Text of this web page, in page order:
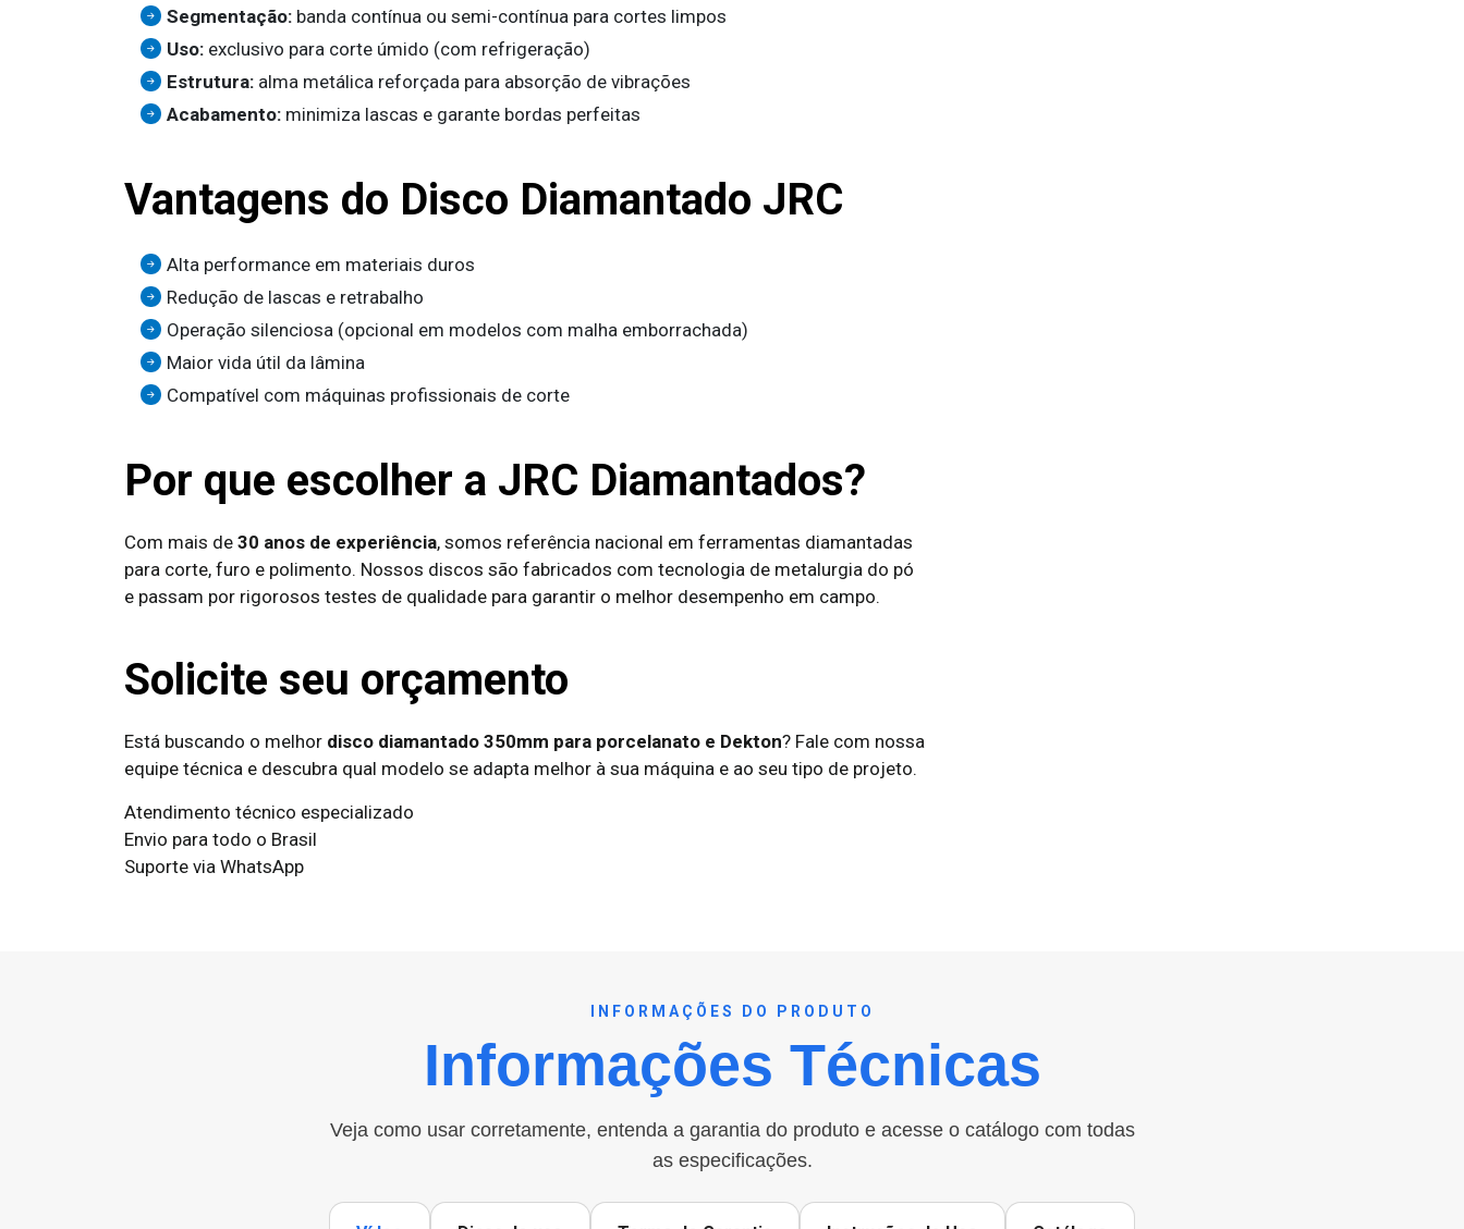
Segmentação: banda contínua ou semi-contínua para cortes limpos
Uso: exclusivo para corte úmido (com refrigeração)
Estrutura: alma metálica reforçada para absorção de vibrações
Acabamento: minimiza lascas e garante bordas perfeitas
Vantagens do Disco Diamantado JRC
Alta performance em materiais duros
Redução de lascas e retrabalho
Operação silenciosa (opcional em modelos com malha emborrachada)
Maior vida útil da lâmina
Compatível com máquinas profissionais de corte
Por que escolher a JRC Diamantados?
Com mais de 30 anos de experiência, somos referência nacional em ferramentas diamantadas
para corte, furo e polimento. Nossos discos são fabricados com tecnologia de metalurgia do pó
e passam por rigorosos testes de qualidade para garantir o melhor desempenho em campo.
Solicite seu orçamento
Está buscando o melhor disco diamantado 350mm para porcelanato e Dekton? Fale com nossa
equipe técnica e descubra qual modelo se adapta melhor à sua máquina e ao seu tipo de projeto.
Atendimento técnico especializado
Envio para todo o Brasil
Suporte via WhatsApp
INFORMAÇÕES DO PRODUTO
Informações Técnicas
Veja como usar corretamente, entenda a garantia do produto e acesse o catálogo com todas
as especificações.